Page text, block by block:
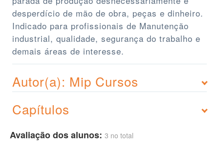
desperdício de mão de obra, peças e dinheiro.
Indicado para profissionais de Manutenção
industrial, qualidade, segurança do trabalho e
demais áreas de interesse.
Autor(a): Mip Cursos
Capítulos
Avaliação dos alunos: 3 no total